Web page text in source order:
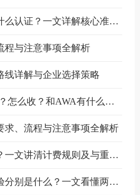
出口哈萨克斯坦需要什么认证？一文详解核心准入要求
程与注意事项全解析
线详解与企业选择策略
空运AWC是什么费用？怎么收？和AWA有什么区别？
求、流程与注意事项全解析
空运平货是什么意思？一文讲清计费规则及与重货、泡货的区别
属地查验和目的地查验分别是什么？一文看懂两者区别